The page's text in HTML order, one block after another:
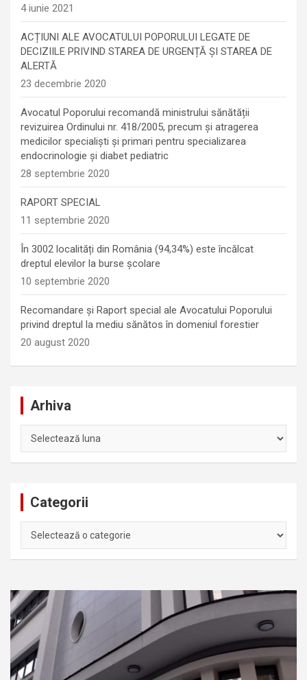
4 iunie 2021
ACȚIUNI ALE AVOCATULUI POPORULUI LEGATE DE
DECIZIILE PRIVIND STAREA DE URGENȚĂ ȘI STAREA DE
ALERTĂ
23 decembrie 2020
Avocatul Poporului recomandă ministrului sănătății
revizuirea Ordinului nr. 418/2005, precum și atragerea
medicilor specialiști și primari pentru specializarea
endocrinologie şi diabet pediatric
28 septembrie 2020
RAPORT SPECIAL
11 septembrie 2020
În 3002 localități din România (94,34%) este încălcat
dreptul elevilor la burse școlare
10 septembrie 2020
Recomandare și Raport special ale Avocatului Poporului
privind dreptul la mediu sănătos în domeniul forestier
20 august 2020
Arhiva
Categorii